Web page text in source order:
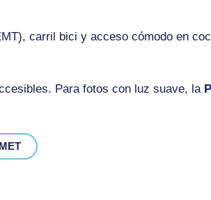
carril bici y acceso cómodo en
Para fotos con luz suave, la